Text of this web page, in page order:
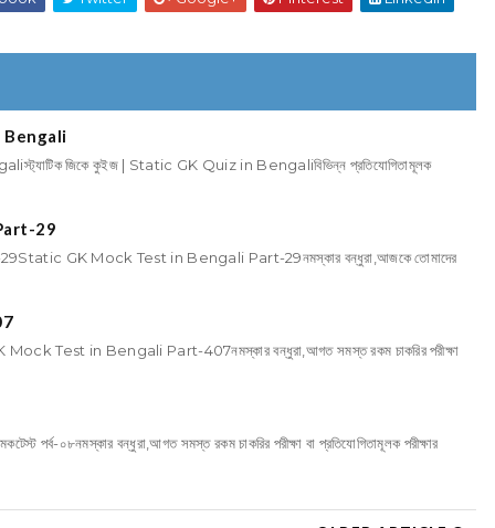
Bengali
জিকে কুইজ | Static GK Quiz in Bengaliবিভিন্ন প্রতিযোগিতামূলক
29
GK Mock Test in Bengali Part-29নমস্কার বন্ধুরা,আজকে তোমাদের
Test in Bengali Part-407নমস্কার বন্ধুরা,আগত সমস্ত রকম চাকরির পরীক্ষা
পর্ব-০৮নমস্কার বন্ধুরা,আগত সমস্ত রকম চাকরির পরীক্ষা বা প্রতিযোগিতামূলক পরীক্ষার